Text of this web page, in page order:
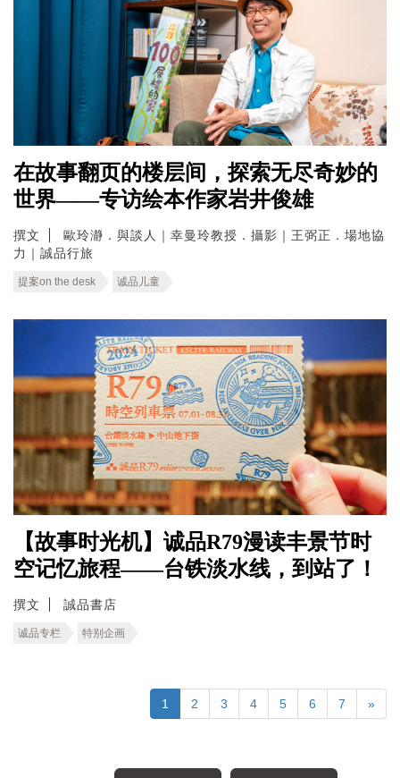
在故事翻页的楼层间，探索无尽奇妙的
世界——专访绘本作家岩井俊雄
撰文
歐玲瀞．與談人｜幸曼玲教授．攝影｜王弼正．場地協
力｜誠品行旅
提案on the desk 诚品儿童
【故事时光机】诚品R79漫读丰景节时
空记忆旅程――台铁淡水线，到站了！
撰文 誠品書店
诚品专栏 特别企画
1 2 3 4 5 6 7 »